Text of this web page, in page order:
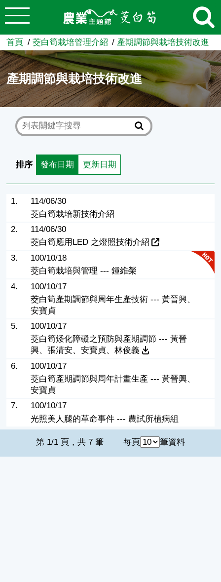
跳到主要內容
農業知識入口網
首頁 茭白筍栽培管理介紹 產期調節與栽培技術改進
產期調節與栽培技術改進
排序 發布日期 更新日期
1.
114/06/30
茭白筍栽培新技術介紹
2.
114/06/30
茭白筍應用LED 之燈照技術介紹
3.
100/10/18
茭白筍栽培與管理 --- 鍾維榮
4.
100/10/17
茭白筍產期調節與周年生產技術 --- 黃晉興、
安寶貞
5.
100/10/17
茭白筍矮化障礙之預防與產期調節 --- 黃晉
興、張清安、安寶貞、林俊義
6.
100/10/17
茭白筍產期調節與周年計畫生產 --- 黃晉興、
安寶貞
7.
100/10/17
光照美人腿的革命事件 --- 農試所植病組
第 1/1 頁，共 7 筆 每頁 筆資料